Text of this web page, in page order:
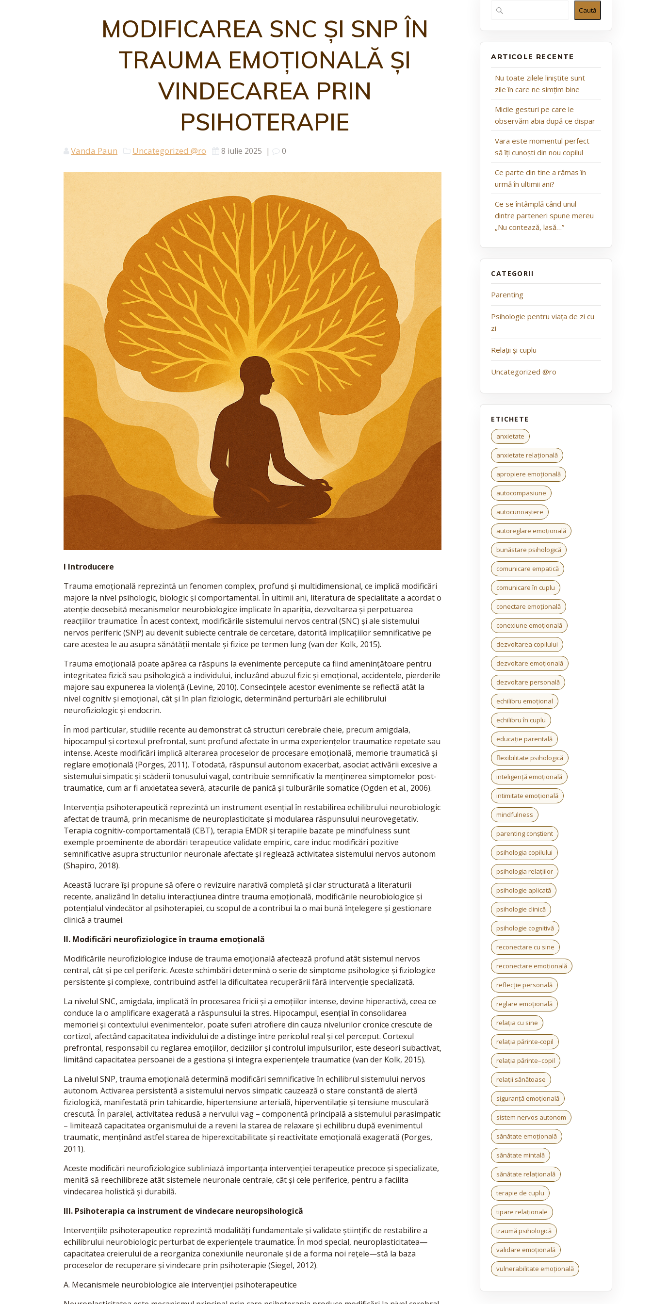
MODIFICAREA SNC ȘI SNP ÎN
TRAUMA EMOȚIONALĂ ȘI
VINDECAREA PRIN
PSIHOTERAPIE
Vanda Paun Uncategorized @ro 8 iulie 2025 | 0
I Introducere
Trauma emoțională reprezintă un fenomen complex, profund și multidimensional, ce implică modificări
majore la nivel psihologic, biologic și comportamental. În ultimii ani, literatura de specialitate a acordat o
atenție deosebită mecanismelor neurobiologice implicate în apariția, dezvoltarea și perpetuarea
reacțiilor traumatice. În acest context, modificările sistemului nervos central (SNC) și ale sistemului
nervos periferic (SNP) au devenit subiecte centrale de cercetare, datorită implicațiilor semnificative pe
care acestea le au asupra sănătății mentale și fizice pe termen lung (van der Kolk, 2015).
Trauma emoțională poate apărea ca răspuns la evenimente percepute ca fiind amenințătoare pentru
integritatea fizică sau psihologică a individului, incluzând abuzul fizic și emoțional, accidentele, pierderile
majore sau expunerea la violență (Levine, 2010). Consecințele acestor evenimente se reflectă atât la
nivel cognitiv și emoțional, cât și în plan fiziologic, determinând perturbări ale echilibrului
neurofiziologic și endocrin.
În mod particular, studiile recente au demonstrat că structuri cerebrale cheie, precum amigdala,
hipocampul și cortexul prefrontal, sunt profund afectate în urma experiențelor traumatice repetate sau
intense. Aceste modificări implică alterarea proceselor de procesare emoțională, memorie traumatică și
reglare emoțională (Porges, 2011). Totodată, răspunsul autonom exacerbat, asociat activării excesive a
sistemului simpatic și scăderii tonusului vagal, contribuie semnificativ la menținerea simptomelor post-
traumatice, cum ar fi anxietatea severă, atacurile de panică și tulburările somatice (Ogden et al., 2006).
Intervenția psihoterapeutică reprezintă un instrument esențial în restabilirea echilibrului neurobiologic
afectat de traumă, prin mecanisme de neuroplasticitate și modularea răspunsului neurovegetativ.
Terapia cognitiv-comportamentală (CBT), terapia EMDR și terapiile bazate pe mindfulness sunt
exemple proeminente de abordări terapeutice validate empiric, care induc modificări pozitive
semnificative asupra structurilor neuronale afectate și reglează activitatea sistemului nervos autonom
(Shapiro, 2018).
Această lucrare își propune să ofere o revizuire narativă completă și clar structurată a literaturii
recente, analizând în detaliu interacțiunea dintre trauma emoțională, modificările neurobiologice și
potențialul vindecător al psihoterapiei, cu scopul de a contribui la o mai bună înțelegere și gestionare
clinică a traumei.
II. Modificări neurofiziologice în trauma emoțională
Modificările neurofiziologice induse de trauma emoțională afectează profund atât sistemul nervos
central, cât și pe cel periferic. Aceste schimbări determină o serie de simptome psihologice și fiziologice
persistente și complexe, contribuind astfel la dificultatea recuperării fără intervenție specializată.
La nivelul SNC, amigdala, implicată în procesarea fricii și a emoțiilor intense, devine hiperactivă, ceea ce
conduce la o amplificare exagerată a răspunsului la stres. Hipocampul, esențial în consolidarea
memoriei și contextului evenimentelor, poate suferi atrofiere din cauza nivelurilor cronice crescute de
cortizol, afectând capacitatea individului de a distinge între pericolul real și cel perceput. Cortexul
prefrontal, responsabil cu reglarea emoțiilor, deciziilor și controlul impulsurilor, este deseori subactivat,
limitând capacitatea persoanei de a gestiona și integra experiențele traumatice (van der Kolk, 2015).
La nivelul SNP, trauma emoțională determină modificări semnificative în echilibrul sistemului nervos
autonom. Activarea persistentă a sistemului nervos simpatic cauzează o stare constantă de alertă
fiziologică, manifestată prin tahicardie, hipertensiune arterială, hiperventilație și tensiune musculară
crescută. În paralel, activitatea redusă a nervului vag – componentă principală a sistemului parasimpatic
– limitează capacitatea organismului de a reveni la starea de relaxare și echilibru după evenimentul
traumatic, menținând astfel starea de hiperexcitabilitate și reactivitate emoțională exagerată (Porges,
2011).
Aceste modificări neurofiziologice subliniază importanța intervenției terapeutice precoce și specializate,
menită să reechilibreze atât sistemele neuronale centrale, cât și cele periferice, pentru a facilita
vindecarea holistică și durabilă.
III. Psihoterapia ca instrument de vindecare neuropsihologică
Intervențiile psihoterapeutice reprezintă modalități fundamentale și validate științific de restabilire a
echilibrului neurobiologic perturbat de experiențele traumatice. În mod special, neuroplasticitatea—
capacitatea creierului de a reorganiza conexiunile neuronale și de a forma noi rețele—stă la baza
proceselor de recuperare și vindecare prin psihoterapie (Siegel, 2012).
A. Mecanismele neurobiologice ale intervenției psihoterapeutice
Caută
ARTICOLE RECENTE
Nu toate zilele liniștite sunt
zile în care ne simțim bine
Micile gesturi pe care le
observăm abia după ce dispar
Vara este momentul perfect
să îți cunoști din nou copilul
Ce parte din tine a rămas în
urmă în ultimii ani?
Ce se întâmplă când unul
dintre parteneri spune mereu
„Nu contează, lasă…”
Parenting
Psihologie pentru viața de zi cu
zi
Relații și cuplu
Uncategorized @ro
anxietate
anxietate relațională
apropiere emoțională
autocompasiune
autocunoaștere
autoreglare emoțională
bunăstare psihologică
comunicare empatică
comunicare în cuplu
conectare emoțională
conexiune emoțională
dezvoltarea copilului
dezvoltare emoțională
dezvoltare personală
echilibru emoțional
echilibru în cuplu
educație parentală
flexibilitate psihologică
inteligență emoțională
intimitate emoțională
mindfulness
parenting conștient
psihologia copilului
psihologia relațiilor
psihologie aplicată
psihologie clinică
psihologie cognitivă
reconectare cu sine
reconectare emoțională
reflecție personală
reglare emoțională
relația cu sine
relația părinte-copil
relația părinte–copil
relații sănătoase
siguranță emoțională
sistem nervos autonom
sănătate emoțională
sănătate mintală
sănătate relațională
terapie de cuplu
tipare relaționale
traumă psihologică
validare emoțională
vulnerabilitate emoțională